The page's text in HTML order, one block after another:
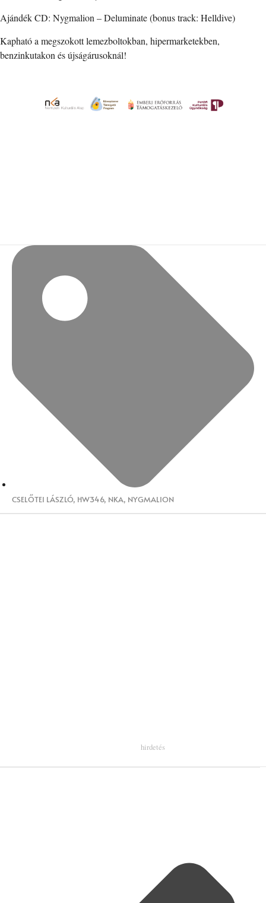
Ajándék CD: Nygmalion – Deluminate (bonus track: Helldive)
Kapható a megszokott lemezboltokban, hipermarketekben,
benzinkutakon és újságárusoknál!
CSELŐTEI LÁSZLÓ, HW346, NKA, NYGMALION